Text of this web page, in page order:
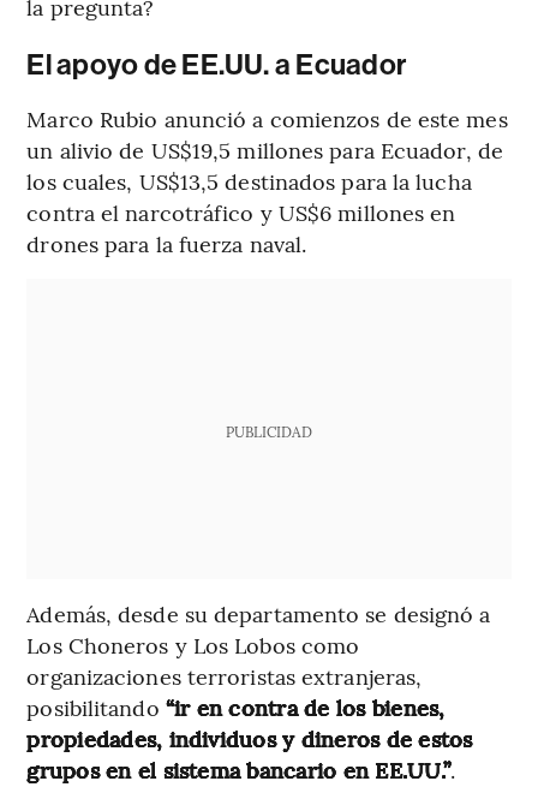
la pregunta?
El apoyo de EE.UU. a Ecuador
Marco Rubio anunció a comienzos de este mes
un alivio de US$19,5 millones para Ecuador, de
los cuales, US$13,5 destinados para la lucha
contra el narcotráfico y US$6 millones en
drones para la fuerza naval.
PUBLICIDAD
Además, desde su departamento se designó a
Los Choneros y Los Lobos como
organizaciones terroristas extranjeras,
posibilitando “ir en contra de los bienes,
propiedades, individuos y dineros de estos
grupos en el sistema bancario en EE.UU.”.